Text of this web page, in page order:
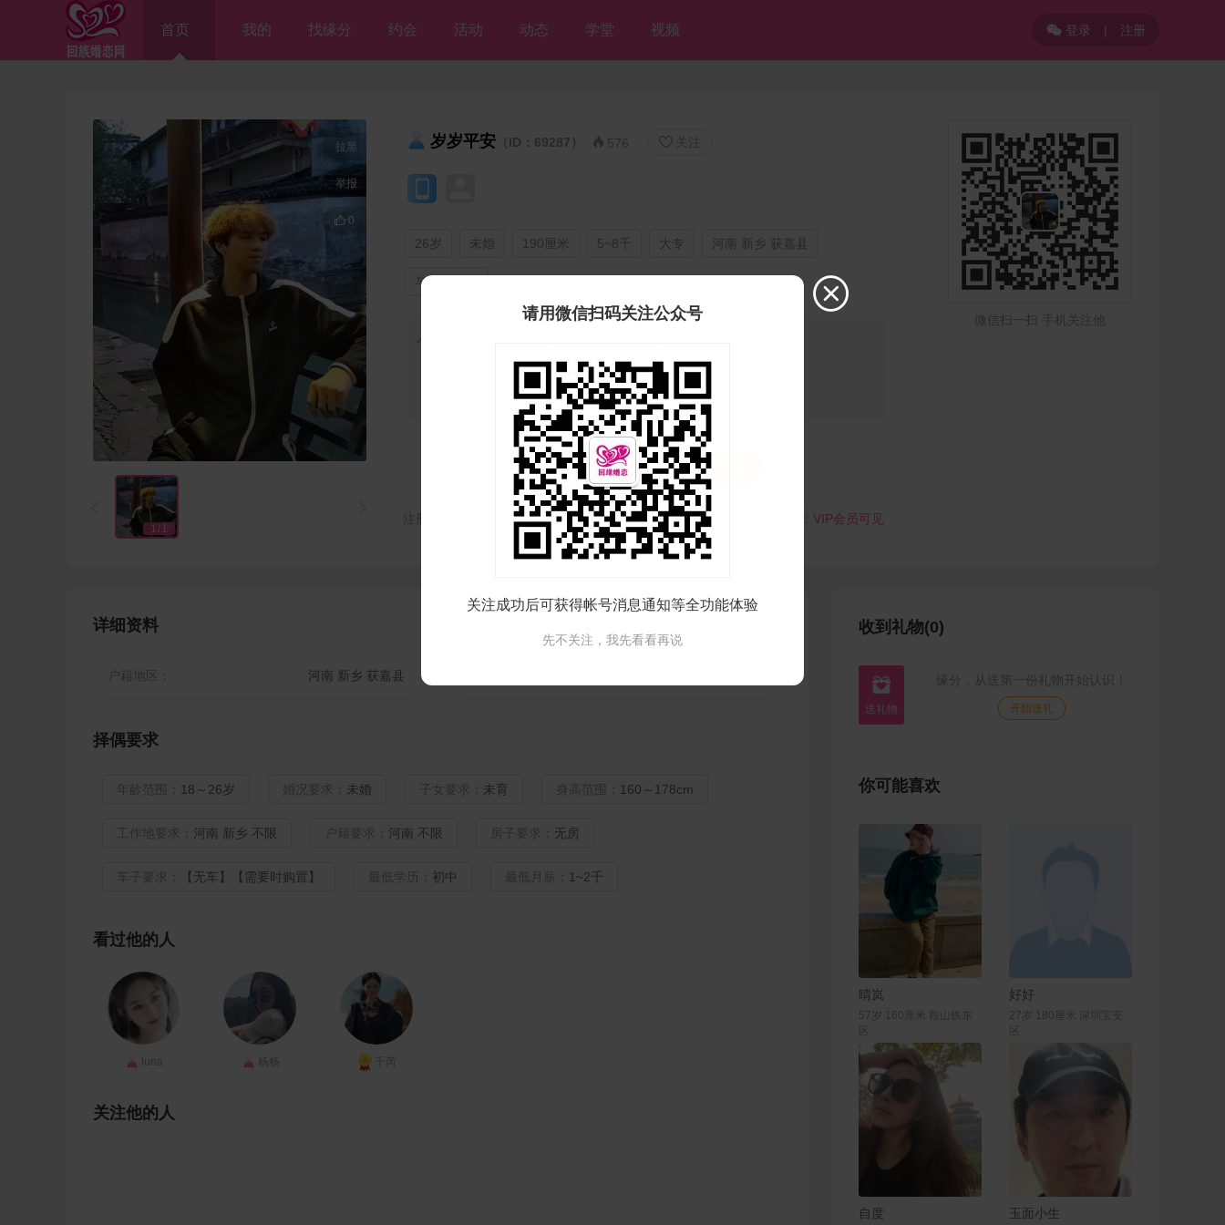
首页 我的 找缘分 约会 活动 动态 学堂 视频  登录 | 注册
拉黑
举报
 0
1/1
岁岁平安 （ID：69287）  576  关注
26岁 未婚 190厘米 5~8千 大专 河南 新乡 获嘉县
与父母同住
个人独白：
 发私信  联系Ta
VIP会员可见最后登录时间： VIP会员可见 VIP会员可见
微信扫一扫 手机关注他
详细资料
户籍地区： 河南 新乡 获嘉县
择偶要求
年龄范围： 18～26岁 婚况要求： 未婚 子女要求： 未育 身高范围： 160～178cm
工作地要求： 河南 新乡 不限 户籍要求： 河南 不限 房子要求： 无房
车子要求： 【无车】【需要时购置】 最低学历： 初中 最低月薪： 1~2千
看过他的人
luna 杨杨 千芮
关注他的人
收到礼物(0)
 缘分，从送第一份礼物开始认识！
开始送礼
你可能喜欢
晴岚
57岁 160厘米 鞍山铁东
区
好好
27岁 180厘米 深圳宝安
区
自度 联系Ta
玉面小生

请用微信扫码关注公众号
关注成功后可获得帐号消息通知等全功能体验
先不关注，我先看看再说